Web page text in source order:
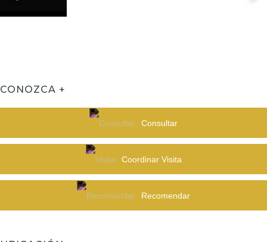
CONOZCA +
Consultar
Coordinar Visita
Recomendar